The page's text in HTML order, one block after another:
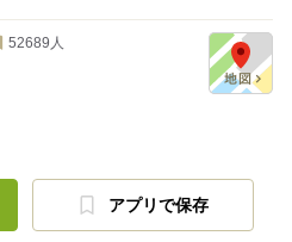
52689 人
アプリで保存